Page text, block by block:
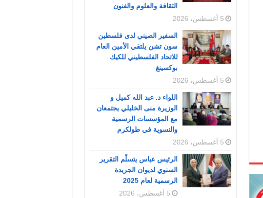
الثقافة والعلوم والفنون
5 أغسطس، 2026
السفير الصيني لدى فلسطين
سون تشن يلتقي الأمين العام
للاتحاد الفلسطيني للكيك
بوكسينغ
5 أغسطس، 2026
اللواء د. عبد الله كميل و
الوزيرة منى الخليلي يجتمعان
مع المؤسسات الرسمية
والنسوية في طولكرم
5 أغسطس، 2026
الرئيس عباس يتسلّم التقرير
السنوي لديوان الجريدة
الرسمية لعام 2025
5 أغسطس، 2026